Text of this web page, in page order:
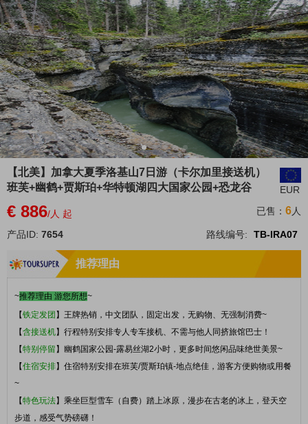
【北美】加拿大夏季洛基山7日游（卡尔加里接送机）
班芙+幽鹤+贾斯珀+华特顿湖四大国家公园+恐龙谷
EUR
€ 886/人 起 已售： 6人
产品ID: 7654 路线编号: TB-IRA07
推荐理由
~推荐理由 游您所想~
【铁定发团 】王牌热销，中文团队，固定出发，无购物、无强制消费~
【含接送机】行程特别安排专人专车接机、不需与他人同挤旅馆巴士！
【特别停留 】幽鹤国家公园-露易丝湖2小时，更多时间悠闲品味绝世美景~
【住宿安排】住宿特别安排在班芙/贾斯珀镇-地点绝佳， 游客方便购物或用餐
~
【特色玩法】乘坐巨型雪车（自费）踏上冰原，漫步在古老的冰上，登天空
步道，感受气势磅礴！